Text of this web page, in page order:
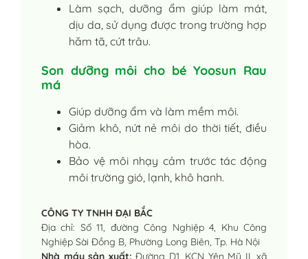
Làm sạch, dưỡng ẩm giúp làm mát,
dịu da, sử dụng được trong trường hợp
hăm tã, cứt trâu.
Son dưỡng môi cho bé Yoosun Rau
má
Giúp dưỡng ẩm và làm mềm môi.
Giảm khô, nứt nẻ môi do thời tiết, điều
hòa.
Bảo vệ môi nhạy cảm trước tác động
môi trường gió, lạnh, khô hanh.
CÔNG TY TNHH ĐẠI BẮC
Địa chỉ: Số 11, đường Công Nghiệp 4, Khu Công
Nghiệp Sài Đồng B, Phường Long Biên, Tp. Hà Nội
Nhà máy sản xuất: Đường D1, KCN Yên Mỹ II, xã